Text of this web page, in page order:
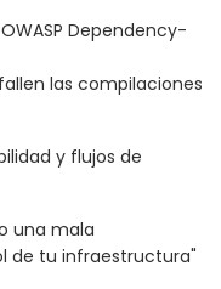
Dependency-
las compilaciones
y flujos de
una mala
de tu infraestructura"